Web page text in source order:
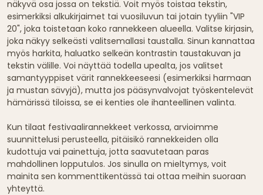
näkyvä osa jossa on tekstiä. Voit myös toistaa tekstin,
esimerkiksi alkukirjaimet tai vuosiluvun tai jotain tyyliin "VIP
20", joka toistetaan koko rannekkeen alueella. Valitse kirjasin,
joka näkyy selkeästi valitsemallasi taustalla. Sinun kannattaa
myös harkita, haluatko selkeän kontrastin taustakuvan ja
tekstin välille. Voi näyttää todella upealta, jos valitset
samantyyppiset värit rannekkeeseesi (esimerkiksi harmaan
ja mustan sävyjä), mutta jos pääsynvalvojat työskentelevät
hämärissä tiloissa, se ei kenties ole ihanteellinen valinta.
Kun tilaat festivaalirannekkeet verkossa, arvioimme
suunnittelusi perusteella, pitäisikö rannekkeiden olla
kudottuja vai painettuja, jotta saavutetaan paras
mahdollinen lopputulos. Jos sinulla on mieltymys, voit
mainita sen kommenttikentässä tai ottaa meihin suoraan
yhteyttä.